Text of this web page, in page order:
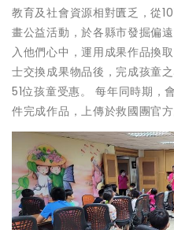
教育及社會資源相對匱乏，從
畫公益活動，於各縣市發掘偏
入他們心中，運用成果作品換
士交換成果物品後，完成孩童
51位孩童受惠。 每年同時期，
件完成作品，上傳於救國團官